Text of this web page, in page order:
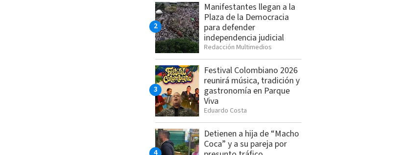
Manifestantes llegan a la
Plaza de la Democracia
para defender
independencia judicial
Redacción Multimedios
Festival Colombiano 2026
reunirá música, tradición y
gastronomía en Parque
Viva
Eduardo Costa
Detienen a hija de “Macho
Coca” y a su pareja por